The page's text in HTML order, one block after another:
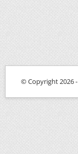
© Copyright 2026 -